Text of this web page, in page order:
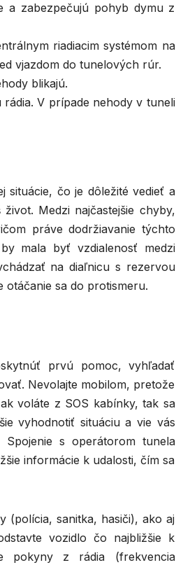
a zabezpečujú pohyb dymu z
riadiacim systémom na
vjazdom do tunelových rúr.
blikajú.
V prípade nehody v tuneli
situácie, čo je dôležité vedieť a
Medzi najčastejšie chyby,
práve dodržiavanie týchto
mala byť vzdialenosť medzi
na diaľnicu s rezervou
sa do protismeru.
prvú pomoc, vyhľadať
Nevolajte mobilom, pretože
voláte z SOS kabínky, tak sa
vyhodnotiť situáciu a vie vás
s operátorom tunela
informácie k udalosti, čím sa
(polícia, sanitka, hasiči), ako aj
vozidlo čo najbližšie k
pokyny z rádia (frekvencia